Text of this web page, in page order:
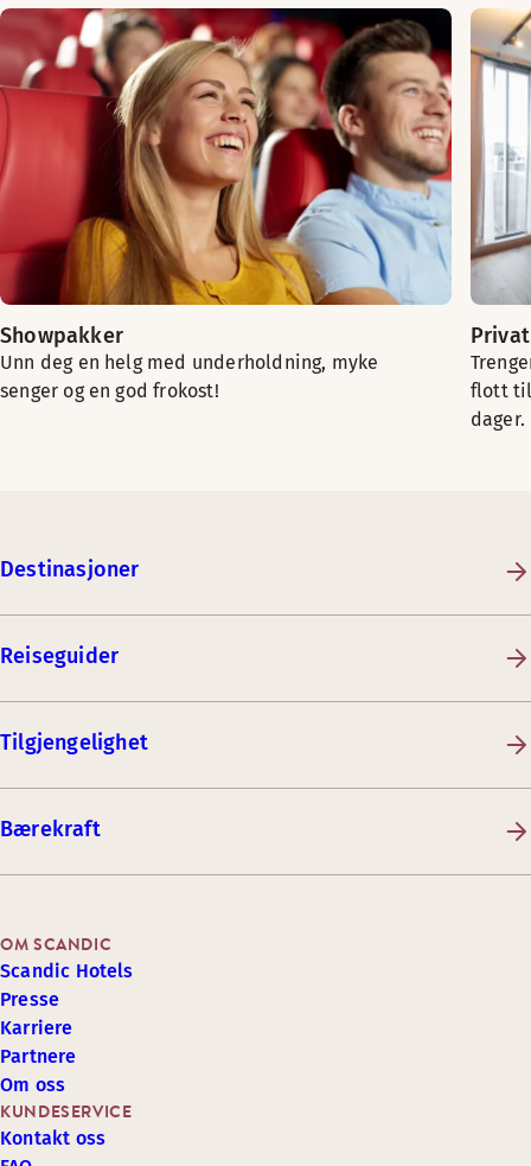
Showpakker
Unn deg en helg med underholdning, myke
senger og en god frokost!
flott
dager.
Destinasjoner
Reiseguider
Tilgjengelighet
Bærekraft
KUNDESERVICE
Kontakt oss
OM SCANDIC
Scandic Hotels
Presse
Karriere
Partnere
Om oss